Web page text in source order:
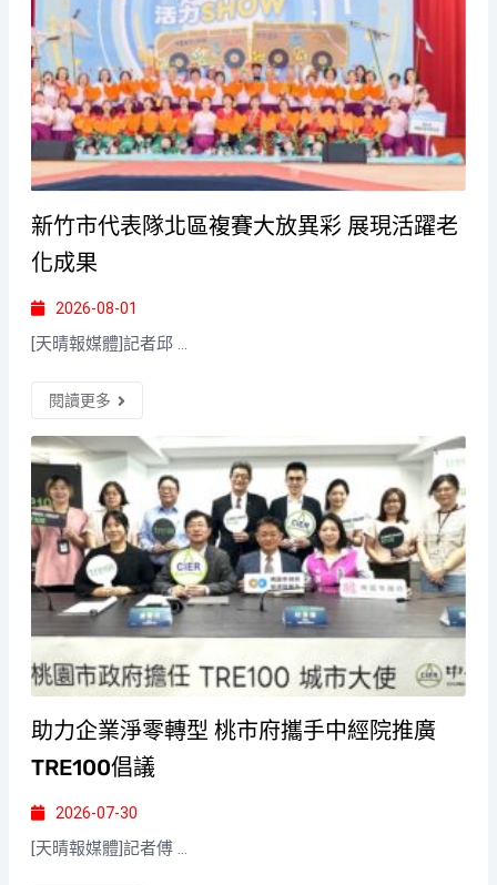
新竹市代表隊北區複賽大放異彩 展現活躍老
化成果
2026-08-01
[天晴報媒體]記者邱 ...
閱讀更多
助力企業淨零轉型 桃市府攜手中經院推廣
TRE100倡議
2026-07-30
[天晴報媒體]記者傅 ...